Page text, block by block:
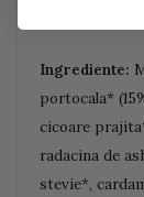
Ingrediente:
portocala*
cicoare
radacina de
stevie*,